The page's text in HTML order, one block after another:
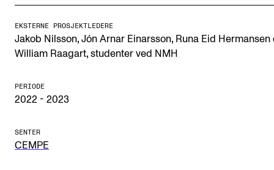
Nyheter og historier
INFO
Om Norges musikkhøgskole
Kontakt oss
EKSTERNE PROSJEKTLEDERE
Jakob Nilsson, Jón Arnar Einarsson, Runa Eid Hermansen
William Raagart, studenter ved NMH
PERIODE
2022 - 2023
SENTER
CEMPE